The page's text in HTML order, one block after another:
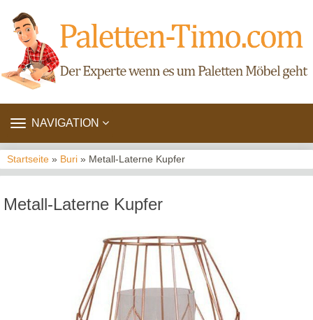
TOGGLE
NAVIGATION
Startseite » Buri » Metall-Laterne Kupfer
Metall-Laterne Kupfer